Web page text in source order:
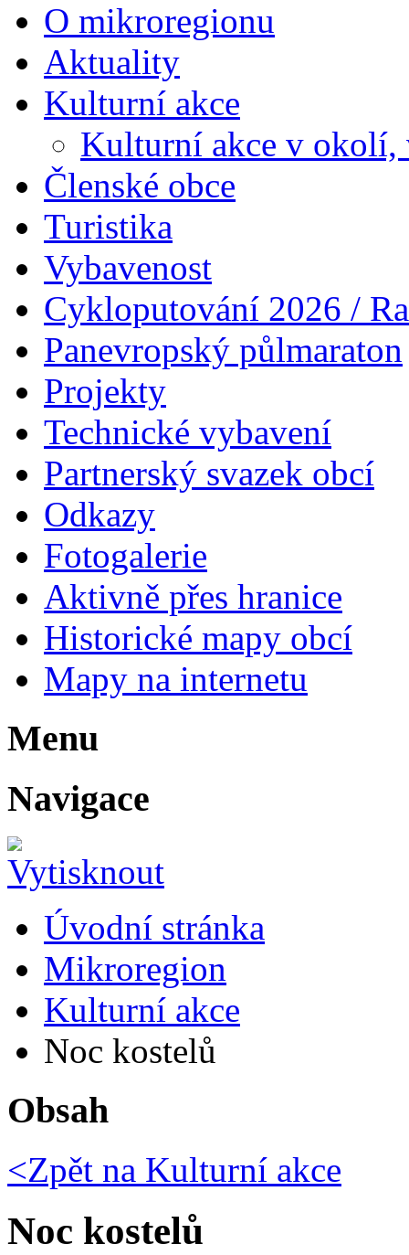
O mikroregionu
Aktuality
Kulturní akce
Kulturní akce v okolí,
Členské obce
Turistika
Vybavenost
Cykloputování 2026 /
Panevropský půlmaraton
Projekty
Technické vybavení
Partnerský svazek obcí
Odkazy
Fotogalerie
Aktivně přes hranice
Historické mapy obcí
Mapy na internetu
Menu
Navigace
Úvodní stránka
Mikroregion
Kulturní akce
Noc kostelů
Obsah
<Zpět na Kulturní akce
Noc kostelů